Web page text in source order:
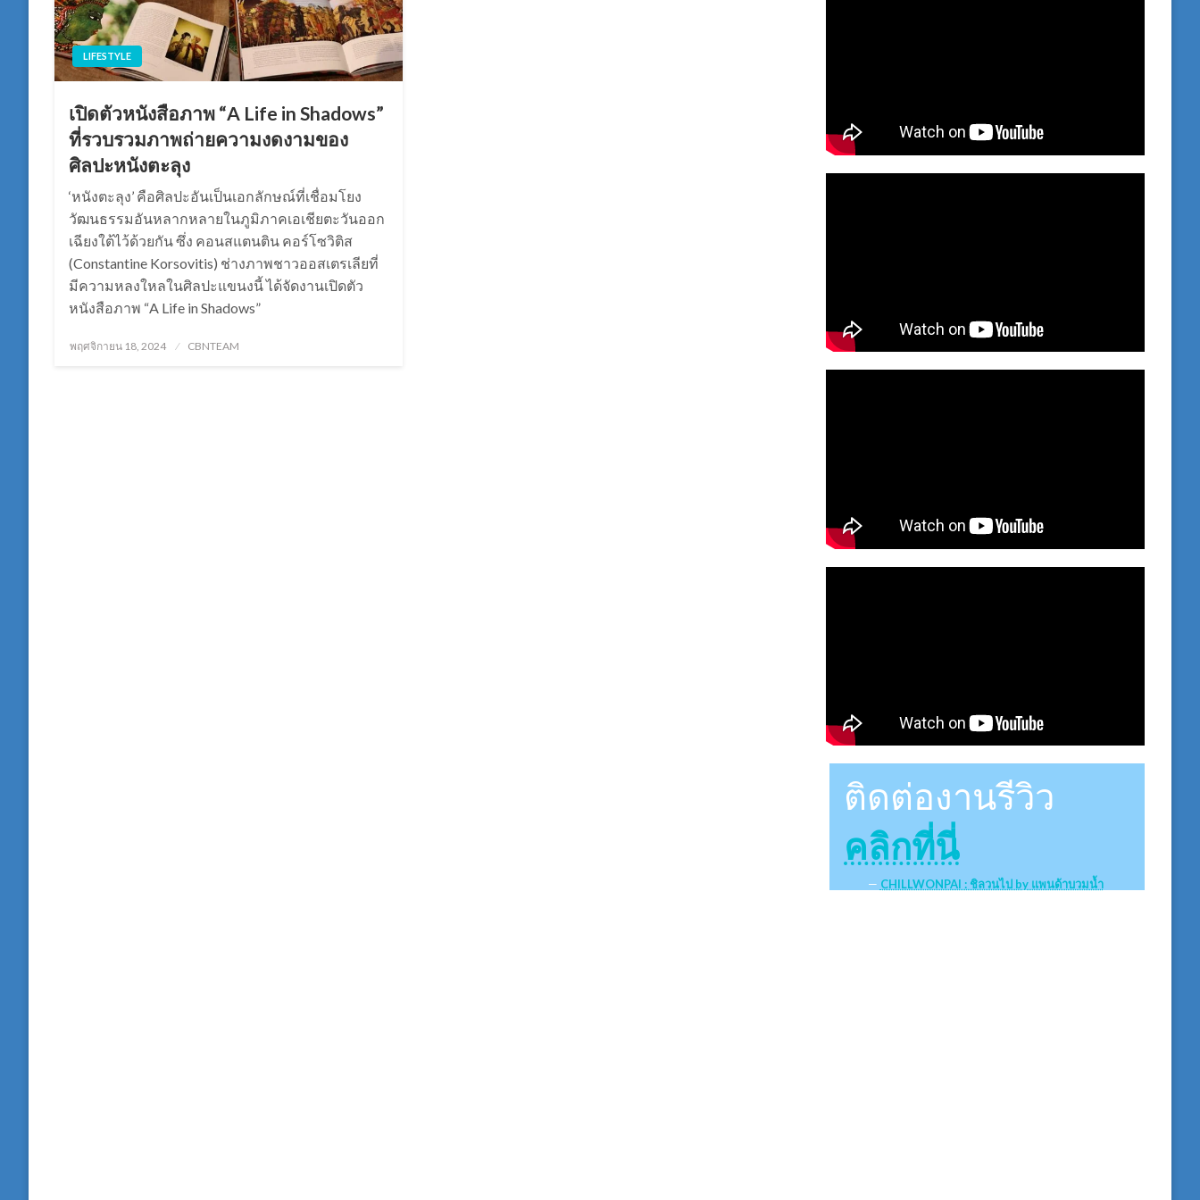
LIFESTYLE
เปิดตัวหนังสือภาพ “A Life in Shadows”
ที่รวบรวมภาพถ่ายความงดงามของ
ศิลปะหนังตะลุง
‘หนังตะลุง’ คือศิลปะอันเป็นเอกลักษณ์ที่เชื่อมโยง
วัฒนธรรมอันหลากหลายในภูมิภาคเอเชียตะวันออก
เฉียงใต้ไว้ด้วยกัน ซึ่ง คอนสแตนติน คอร์โซวิติส
(Constantine Korsovitis) ช่างภาพชาวออสเตรเลียที่
มีความหลงใหลในศิลปะแขนงนี้ ได้จัดงานเปิดตัว
หนังสือภาพ “A Life in Shadows”
Posted
พฤศจิกายน 18, 2024 CBNTEAM
ติดต่องานรีวิว
คลิกที่นี่
CHILLWONPAI : ชิลวนไป by แพนด้าบวมน้ำ